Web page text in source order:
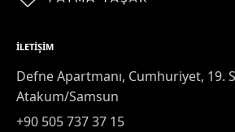
İLETIŞIM
Defne Apartmanı, Cumhuriyet, 19.
Atakum/Samsun
+90 505 737 37 15